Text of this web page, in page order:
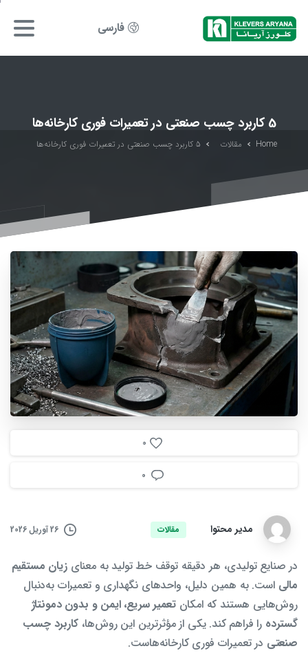
فارسی
5 کاربرد چسب صنعتی در تعمیرات فوری کارخانه‌ها
Home مقالات 5 کاربرد چسب صنعتی در تعمیرات فوری کارخانه‌ها
0
0
مدیر محتوا مقالات 26 آوریل 2026
در صنایع تولیدی، هر دقیقه توقف خط تولید به معنایزیان مستقیم
مالی است. به همین دلیل، واحدهای نگهداری و تعمیرات به‌دنبال
روش‌هایی هستند که امکانتعمیر سریع، ایمن و بدون دمونتاژ
گسترده را فراهم کند. یکی از مؤثرترین این روش‌ها،کاربرد چسب
صنعتی در تعمیرات فوری کارخانه‌هاست.